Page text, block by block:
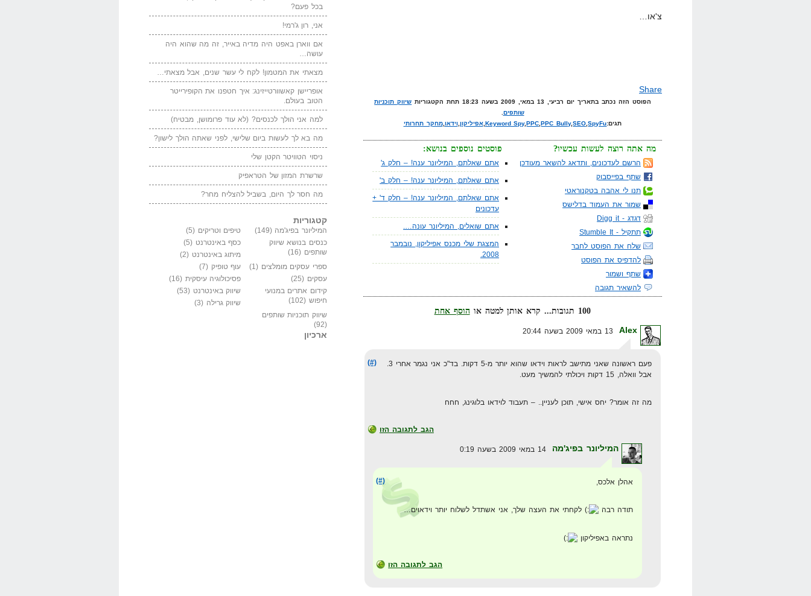
צ'או…
Share
הפוסט הזה נכתב בתאריך יום רביעי, 13 במאי, 2009 בשעה 18:23 תחת הקטגוריות
שיווק תוכניות
שותפים
תגים:
Keyword Spy,PPC ,PPC Bully,SEO ,SpyFu
,אפיליקון ,וידאו ,מחקר תחרותי
פוסטים נוספים בנושא:
אתם שאלתם, המיליונר ענה! – חלק ג'
אתם שאלתם, המיליונר ענה! – חלק ב'
אתם שאלתם, המיליונר ענה! – חלק ד' +
עדכונים
אתם שואלים, המיליונר עונה….
המצגת שלי מכנס אפיליקון, נובמבר
2008.
מה אתה רוצה לעשות עכשיו?
הרשם לעדכונים, ותדאג להשאר מעודכן
שתף בפייסבוק
תנו לי אהבה בטקנוראטי
שמור את העמוד בדלישס
דגדג - Digg it
תתקיל - Stumble It
שלח את הפוסט לחבר
להדפיס את הפוסט
שתף ושמור
להשאיר תגובה
100 תגובות... קרא אותן למטה או
הוסף אחת
Alex
(#)
פעם ראשונה שאני מתישב לראות וידאו שהוא יותר מ-5 דקות. בד"כ אני נגמר אחרי 3.
אבל וואלה, 15 דקות ויכולתי להמשיך מעט.
מה זה אומר? יחס אישי, תוכן לעניין.. – תעבוד לוידאו בלוגינג, חחח
הגב לתגובה הזו
המיליונר בפיג'מה
(#) אהלן אלכס,
תודה רבה לקחתי את העצה שלך, אני אשתדל לשלוח יותר וידאוים…
נתראה באפיליקון
הגב לתגובה הזו
בכל פעם?
אני, רון ג'רמי!
אם ווארן באפט היה מדיה באייר, זה מה שהוא היה
עושה…
מצאתי את המטמון! לקח לי עשר שנים, אבל מצאתי…
אופריישן קאשוורטייזינג: איך חטפנו את הקופירייטר
הטוב בעולם.
למה אני הולך לכנסים? (לא עוד פרומושן, מבטיח)
מה בא לך לעשות ביום שלישי, לפני שאתה הולך לישון?
ניסוי הטוויטר הקטן שלי
שרשרת המזון של הטראפיק
מה חסר לך היום, בשביל להצליח מחר?
קטגוריות
המיליונר בפיג'מה (149) טיפים וטריקים (5)
כנסים בנושא שיווק
שותפים (16)
כסף באינטרנט (5)
מיתוג באינטרנט (2)
ספרי עסקים מומלצים (1) עוף טופיק (7)
עסקים (25) פסיכולוגיה עיסקית (16)
קידום אתרים במנועי
חיפוש (102)
שיווק באינטרנט (53)
שיווק גרילה (3)
שיווק תוכניות שותפים
(92)
ארכיון